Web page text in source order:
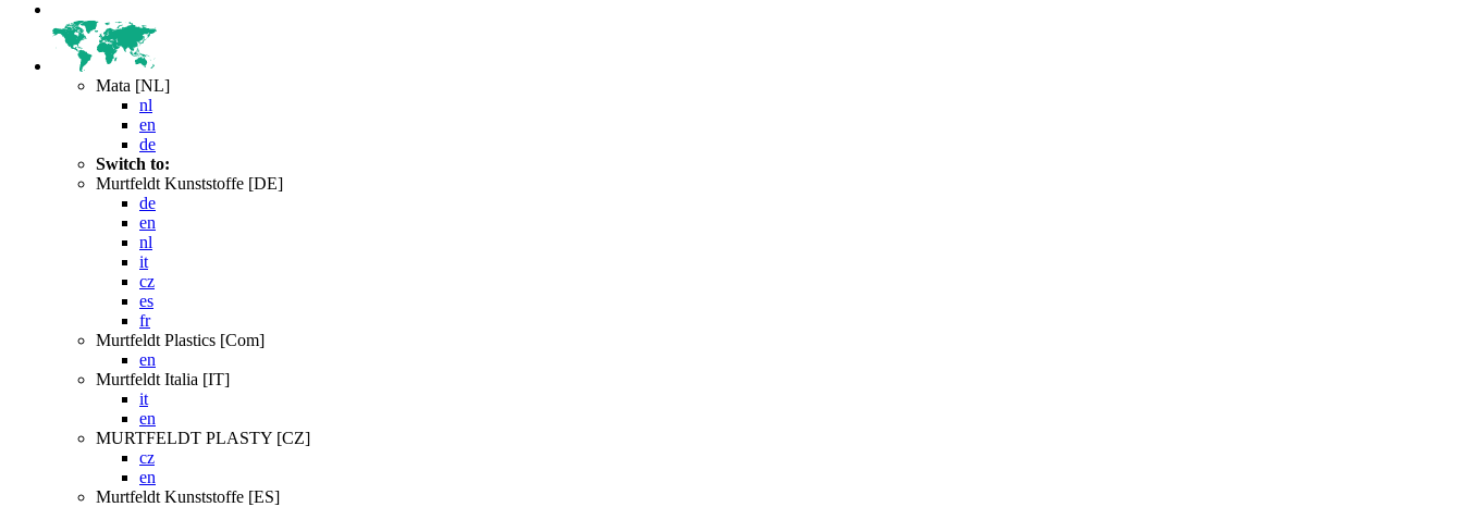
Mata [NL]
nl
en
de
Switch to:
Murtfeldt Kunststoffe [DE]
de
en
nl
it
cz
es
fr
Murtfeldt Plastics [Com]
en
Murtfeldt Italia [IT]
it
en
MURTFELDT PLASTY [CZ]
cz
en
Murtfeldt Kunststoffe [ES]